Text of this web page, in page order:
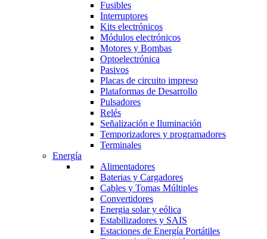
Fusibles
Interruptores
Kits electrónicos
Módulos electrónicos
Motores y Bombas
Optoelectrónica
Pasivos
Placas de circuito impreso
Plataformas de Desarrollo
Pulsadores
Relés
Señalización e Iluminación
Temporizadores y programadores
Terminales
Energía
Alimentadores
Baterias y Cargadores
Cables y Tomas Múltiples
Convertidores
Energia solar y eólica
Estabilizadores y SAIS
Estaciones de Energía Portátiles